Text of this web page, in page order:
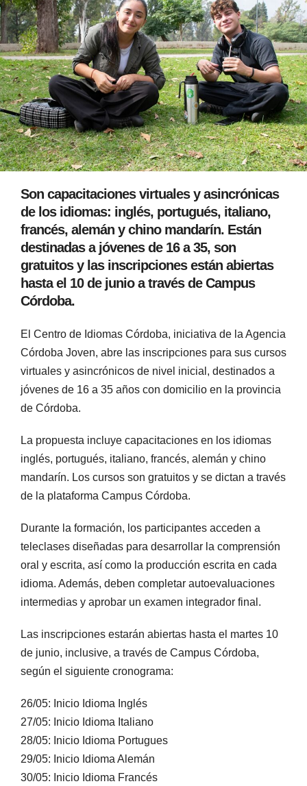
Son capacitaciones virtuales y asincrónicas
de los idiomas: inglés, portugués, italiano,
francés, alemán y chino mandarín. Están
destinadas a jóvenes de 16 a 35, son
gratuitos y las inscripciones están abiertas
hasta el 10 de junio a través de Campus
Córdoba.
El Centro de Idiomas Córdoba, iniciativa de la Agencia
Córdoba Joven, abre las inscripciones para sus cursos
virtuales y asincrónicos de nivel inicial, destinados a
jóvenes de 16 a 35 años con domicilio en la provincia
de Córdoba.
La propuesta incluye capacitaciones en los idiomas
inglés, portugués, italiano, francés, alemán y chino
mandarín. Los cursos son gratuitos y se dictan a través
de la plataforma Campus Córdoba.
Durante la formación, los participantes acceden a
teleclases diseñadas para desarrollar la comprensión
oral y escrita, así como la producción escrita en cada
idioma. Además, deben completar autoevaluaciones
intermedias y aprobar un examen integrador final.
Las inscripciones estarán abiertas hasta el martes 10
de junio, inclusive, a través de Campus Córdoba,
según el siguiente cronograma:
26/05: Inicio Idioma Inglés
27/05: Inicio Idioma Italiano
28/05: Inicio Idioma Portugues
29/05: Inicio Idioma Alemán
30/05: Inicio Idioma Francés